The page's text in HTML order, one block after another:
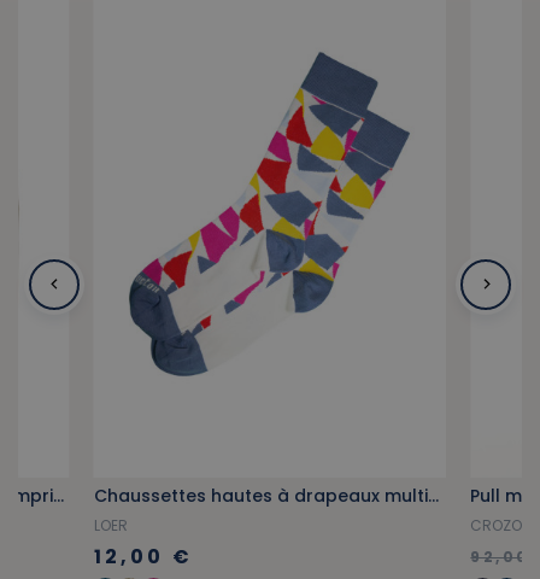
Vareuse authentique beige avec imprimé homard Chaussettes hautes à drapeaux multicolores
LOER
12,00 €
CROZON
92,00